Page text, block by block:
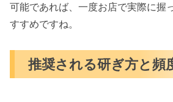
可能であれば、一度お店で実際に握
すすめですね。
推奨される研ぎ方と頻